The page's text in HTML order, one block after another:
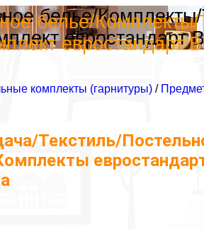
белье/
евростандарт
белье/
евростандарт
комплекты (гарнитуры) /
Текстиль/